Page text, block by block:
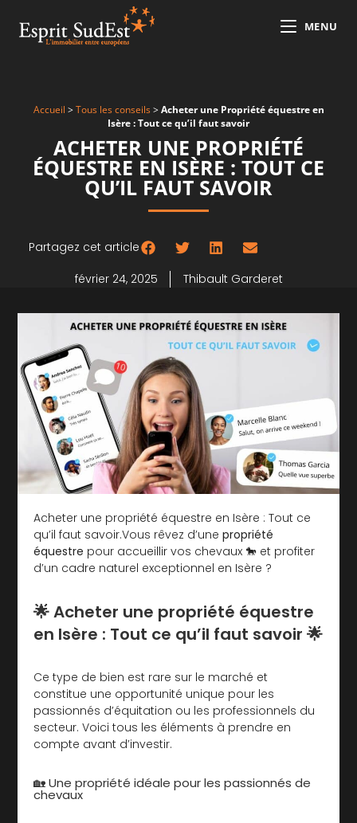
MENU
Accueil >Tous les conseils>Acheter une Propriété équestre en
Isère : Tout ce qu’il faut savoir
ACHETER UNE PROPRIÉTÉ
ÉQUESTRE EN ISÈRE : TOUT CE
QU’IL FAUT SAVOIR
Partagez cet article
février 24, 2025
Thibault Garderet
Acheter une propriété équestre en Isère : Tout ce
qu’il faut savoir.Vous rêvez d’unepropriété
équestre pour accueillir vos chevaux 🐎 et profiter
d’un cadre naturel exceptionnel en Isère ?
🌟 Acheter une propriété équestre
en Isère : Tout ce qu’il faut savoir 🌟
Ce type de bien est rare sur le marché et
constitue une opportunité unique pour les
passionnés d’équitation ou les professionnels du
secteur. Voici tous les éléments à prendre en
compte avant d’investir.
🏡 Une propriété idéale pour les passionnés de
chevaux